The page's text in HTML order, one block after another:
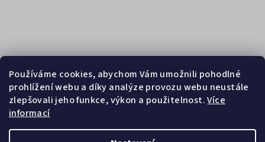
Používáme cookies, abychom Vám umožnili pohodlné
prohlížení webu a díky analýze provozu webu neustále
zlepšovali jeho funkce, výkon a použitelnost.Více
informací